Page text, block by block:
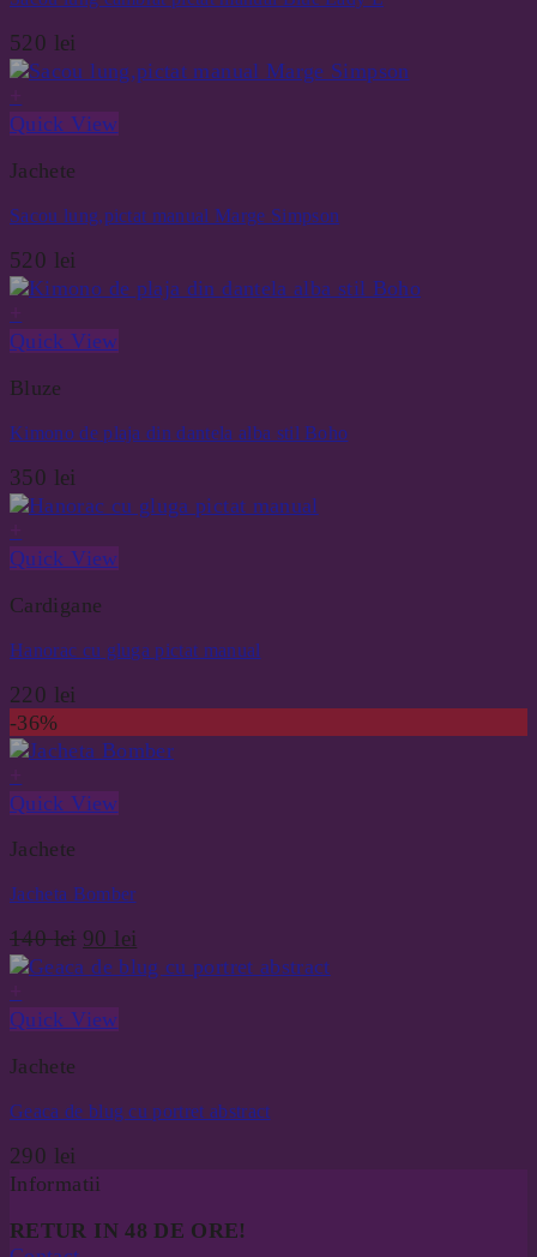
520 lei
Quick View
Jachete
Sacou lung,pictat manual Marge Simpson
520 lei
Quick View
Bluze
Kimono de plaja din dantela alba stil Boho
350 lei
Quick View
Cardigane
Hanorac cu gluga pictat manual
220 lei
-36%
Quick View
Jachete
Jacheta Bomber
140lei Prețul
inițial
fost:
90 lei
curent
Quick View
Jachete
Geaca de blug cu portret abstract
290 lei
Informatii
RETUR IN 48 DE ORE!